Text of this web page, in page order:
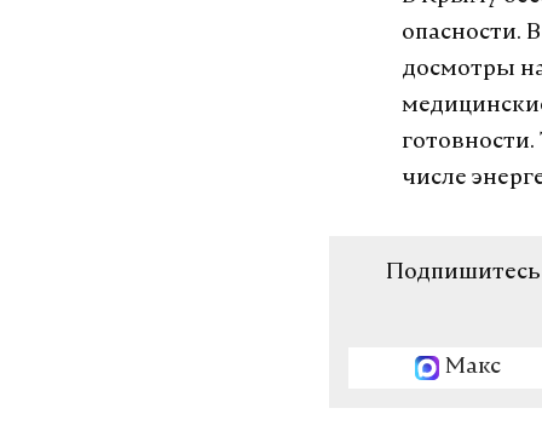
опасности.
досмотры
числе
Макс